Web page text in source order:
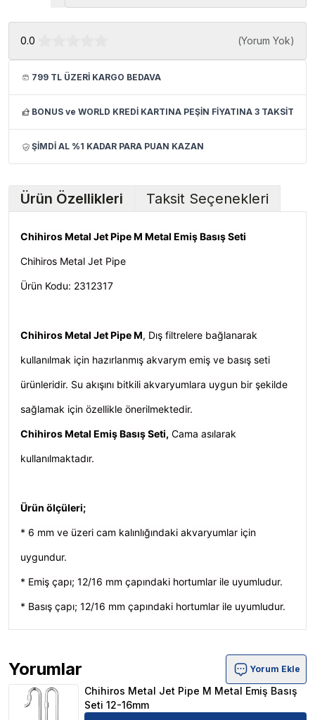
0.0 (Yorum Yok)
799 TL ÜZERİ KARGO BEDAVA
BONUS ve WORLD KREDİ KARTINA PEŞİN FİYATINA 3 TAKSİT
ŞİMDİ AL %1 KADAR PARA PUAN KAZAN
Ürün Özellikleri Taksit Seçenekleri
Chihiros Metal Jet Pipe M Metal Emiş Basış Seti
Chihiros Metal Jet Pipe
Ürün Kodu: 2312317
Chihiros Metal Jet Pipe M, Dış filtrelere bağlanarak
kullanılmak için hazırlanmış akvarym emiş ve basış seti
ürünleridir. Su akışını bitkili akvaryumlara uygun bir şekilde
sağlamak için özellikle önerilmektedir.
Chihiros Metal Emiş Basış Seti, Cama asılarak
kullanılmaktadır.
Ürün ölçüleri;
* 6 mm ve üzeri cam kalınlığındaki akvaryumlar için
uygundur.
* Emiş çapı; 12/16 mm çapındaki hortumlar ile uyumludur.
* Basış çapı; 12/16 mm çapındaki hortumlar ile uyumludur.
Yorumlar
Chihiros Metal Jet Pipe M Metal Emiş Basış Seti 12-
Yorum Ekle
Chihiros Metal Jet Pipe M Metal Emiş Basış
Seti 12-16mm